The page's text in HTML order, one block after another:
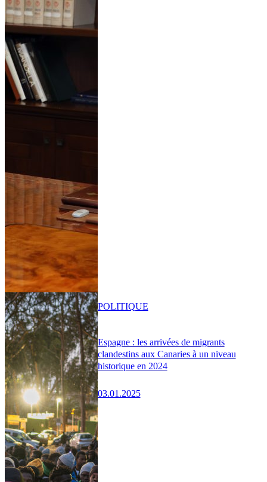
Espagne : les arrivées de migrants
clandestins aux Canaries à un niveau
historique en 2024
03.01.2025
POLITIQUE